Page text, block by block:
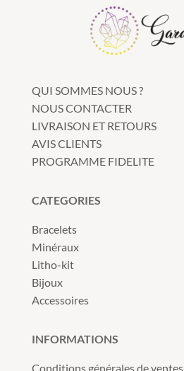
QUI SOMMES NOUS ?
NOUS CONTACTER
LIVRAISON ET RETOURS
AVIS CLIENTS
PROGRAMME FIDELITE
CATEGORIES
Bracelets
Minéraux
Litho-kit
Bijoux
Accessoires
INFORMATIONS
Conditions générales de ventes